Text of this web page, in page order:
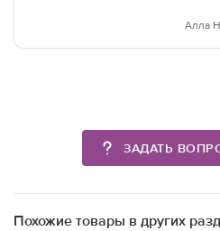
Алла
ЗАДАТЬ
Похожие товары в других